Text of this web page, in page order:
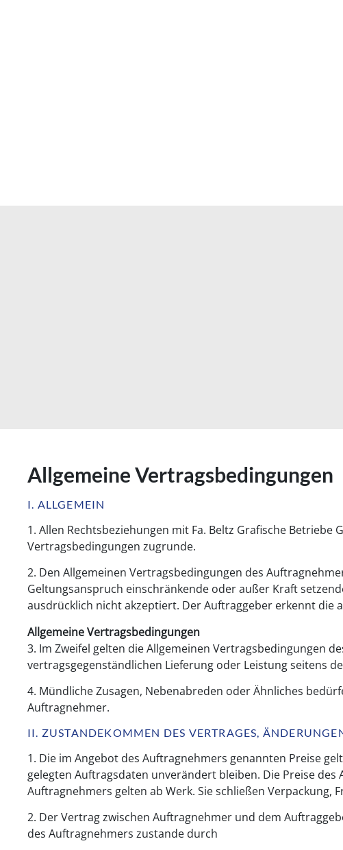
Allgemeine Vertragsbedingungen
I. ALLGEMEIN
1. Allen Rechtsbeziehungen mit Fa. Beltz Grafische
Vertragsbedingungen zugrunde.
2. Den Allgemeinen Vertragsbedingungen des
Geltungsanspruch einschränkende oder außer Kraft
ausdrücklich nicht akzeptiert. Der Auftraggeber erkennt die
Allgemeine Vertragsbedingungen
3. Im Zweifel gelten die Allgemeinen Vertragsbedingungen
vertragsgegenständlichen Lieferung oder Leistung seitens
4. Mündliche Zusagen, Nebenabreden oder Ähnliches
Auftragnehmer.
II. ZUSTANDEKOMMEN DES VERTRAGES,
1. Die im Angebot des Auftragnehmers genannten Preise
gelegten Auftragsdaten unverändert bleiben. Die Preise
Auftragnehmers gelten ab Werk. Sie schließen
2. Der Vertrag zwischen Auftragnehmer und dem
des Auftragnehmers zustande durch